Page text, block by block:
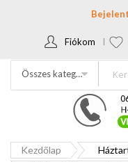
Fiókom
Összes kategória
Kezdőlap